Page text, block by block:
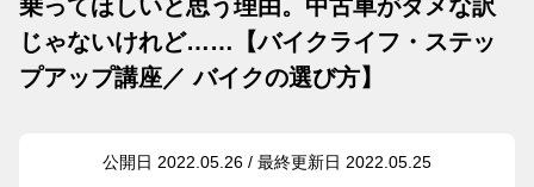
乗ってほしいと思う理由。中古車がダメな訳
じゃないけれど……【バイクライフ・ステッ
プアップ講座／ バイクの選び方】
公開日 2022.05.26 / 最終更新日 2022.05.25